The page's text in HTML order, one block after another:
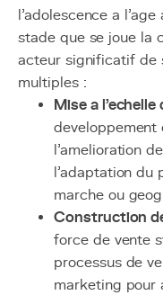
l'adolescence a
stade que se joue la
acteur significatif de
multiples :
Mise a
developpement
l'amelioration
l'adaptation du
marche ou
Construction
force de vente
processus de
marketing pour